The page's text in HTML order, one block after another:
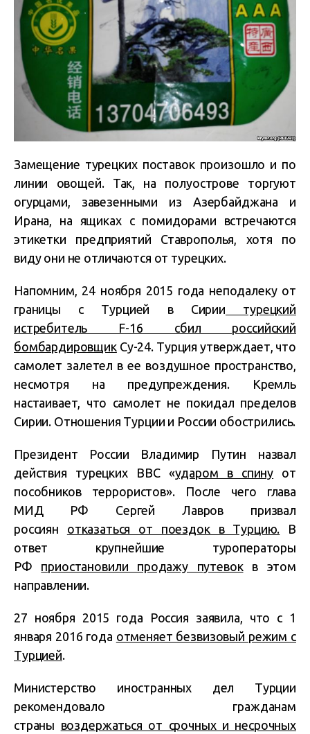
Замещение турецких поставок произошло и по
линии овощей. Так, на полуострове торгуют
огурцами, завезенными из Азербайджана и
Ирана, на ящиках с помидорами встречаются
этикетки предприятий Ставрополья, хотя по
виду они не отличаются от турецких.
Напомним, 24 ноября 2015 года неподалеку от
границы с Турцией в Сирии турецкий
истребитель F-16 сбил российский
бомбардировщикСу-24. Турция утверждает, что
самолет залетел в ее воздушное пространство,
несмотря на предупреждения. Кремль
настаивает, что самолет не покидал пределов
Сирии. Отношения Турции и России обострились.
Президент России Владимир Путин назвал
действия турецких ВВС «ударом в спину от
пособников террористов». После чего глава
МИД РФ Сергей Лавров призвал
россиян отказаться от поездок в Турцию. В
ответ крупнейшие туроператоры
РФ приостановили продажу путевокв этом
направлении.
27 ноября 2015 года Россия заявила, что с 1
января 2016 года отменяет безвизовый режим с
Турцией.
Министерство иностранных дел Турции
рекомендовало гражданам
страны воздержаться от срочных и несрочных